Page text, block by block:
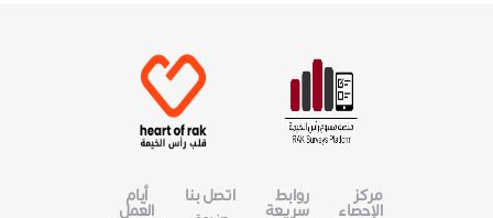
مركز
الإحصاء
روابط
سريعة
اتصل بنا أيام
العمل